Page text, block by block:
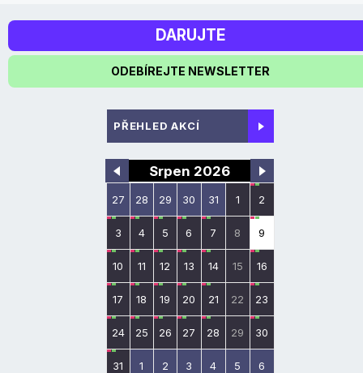
DARUJTE
ODEBÍREJTE NEWSLETTER
PŘEHLED AKCÍ
Srpen 2026
27 28 29 30 31 1 2
3 4 5 6 7 8 9
10 11 12 13 14 15 16
17 18 19 20 21 22 23
24 25 26 27 28 29 30
31 1 2 3 4 5 6